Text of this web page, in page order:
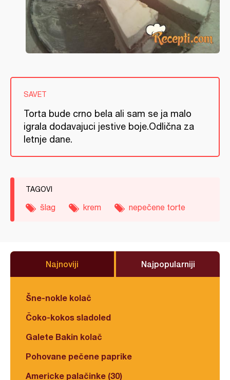
SAVET
Torta bude crno bela ali sam se ja malo
igrala dodavajuci jestive boje.Odlična za
letnje dane.
TAGOVI
šlag krem nepečene torte
Najnoviji Najpopularniji
Šne-nokle kolač
Čoko-kokos sladoled
Galete Bakin kolač
Pohovane pečene paprike
Americke palačinke (30)